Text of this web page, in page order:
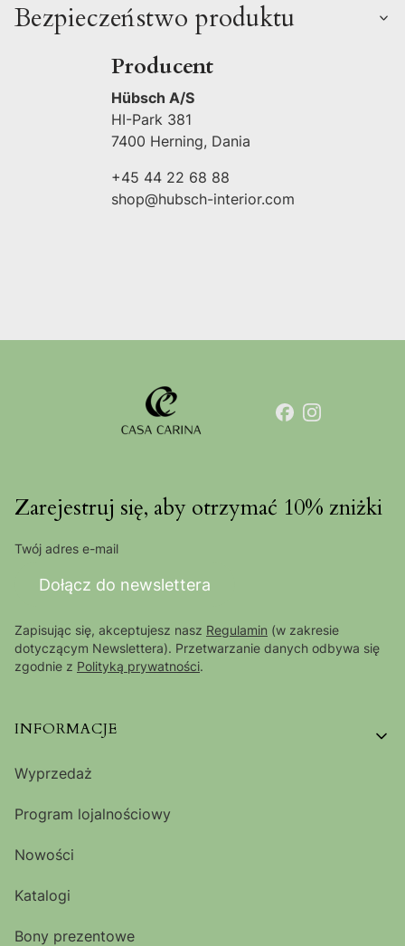
Bezpieczeństwo produktu
Producent
Hübsch A/S
HI-Park 381
7400 Herning, Dania
+45 44 22 68 88
shop@hubsch-interior.com
Zarejestruj się, aby otrzymać 10% zniżki
Twój adres e-mail
Dołącz do newslettera
Zapisując się, akceptujesz nasz Regulamin (w zakresie
dotyczącym Newslettera). Przetwarzanie danych odbywa się
zgodnie z Polityką prywatności.
Linki w stopce
INFORMACJE
Wyprzedaż
Program lojalnościowy
Nowości
Katalogi
Bony prezentowe